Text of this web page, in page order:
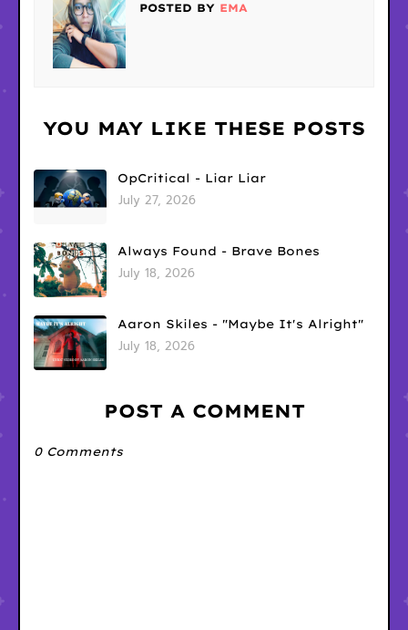
POSTED BY EMA
YOU MAY LIKE THESE POSTS
OpCritical - Liar Liar
July 27, 2026
Always Found - Brave Bones
July 18, 2026
Aaron Skiles - "Maybe It's Alright"
July 18, 2026
POST A COMMENT
0 Comments